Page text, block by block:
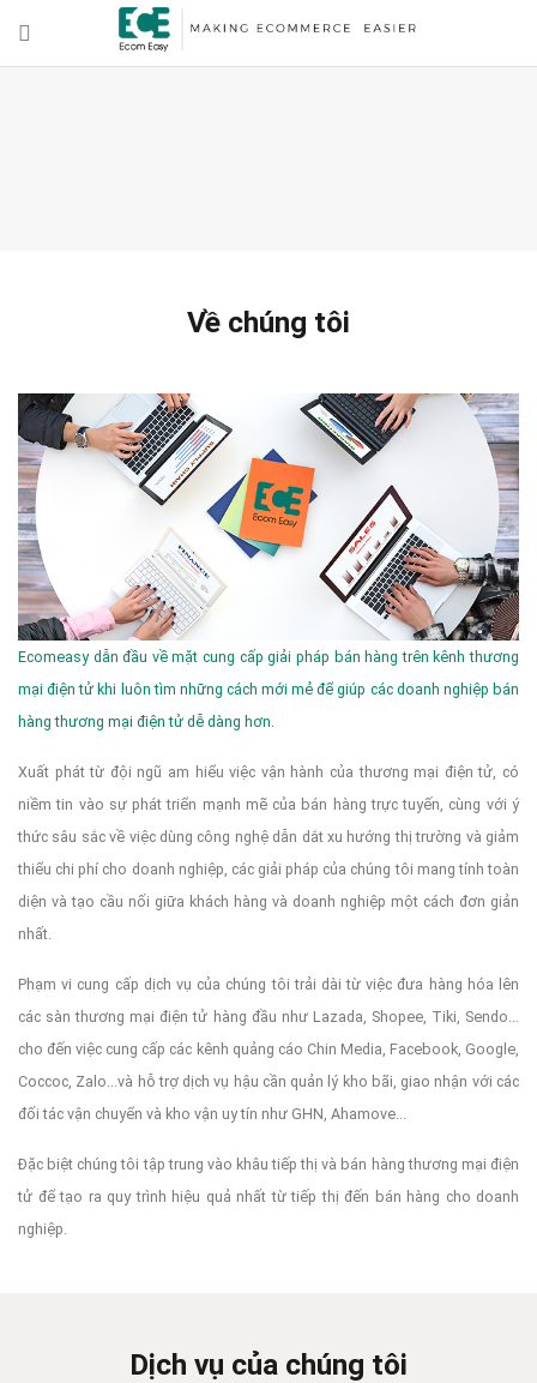
Về chúng tôi
Ecomeasy dẫn đầu về mặt cung cấp giải pháp bán hàng trên kênh thương
mại điện tử khi luôn tìm những cách mới mẻ để giúp các doanh nghiệp bán
hàng thương mại điện tử dễ dàng hơn.
Xuất phát từ đội ngũ am hiểu việc vận hành của thương mại điện tử, có
niềm tin vào sự phát triển mạnh mẽ của bán hàng trực tuyến, cùng với ý
thức sâu sắc về việc dùng công nghệ dẫn dắt xu hướng thị trường và giảm
thiểu chi phí cho doanh nghiệp, các giải pháp của chúng tôi mang tính toàn
diện và tạo cầu nối giữa khách hàng và doanh nghiệp một cách đơn giản
nhất.
Phạm vi cung cấp dịch vụ của chúng tôi trải dài từ việc đưa hàng hóa lên
các sàn thương mại điện tử hàng đầu như Lazada, Shopee, Tiki, Sendo...
cho đến việc cung cấp các kênh quảng cáo Chin Media, Facebook, Google,
Coccoc, Zalo...và hỗ trợ dịch vụ hậu cần quản lý kho bãi, giao nhận với các
đối tác vận chuyển và kho vận uy tín như GHN, Ahamove...
Đặc biệt chúng tôi tập trung vào khâu tiếp thị và bán hàng thương mại điện
tử để tạo ra quy trình hiệu quả nhất từ tiếp thị đến bán hàng cho doanh
nghiệp.
Dịch vụ của chúng tôi